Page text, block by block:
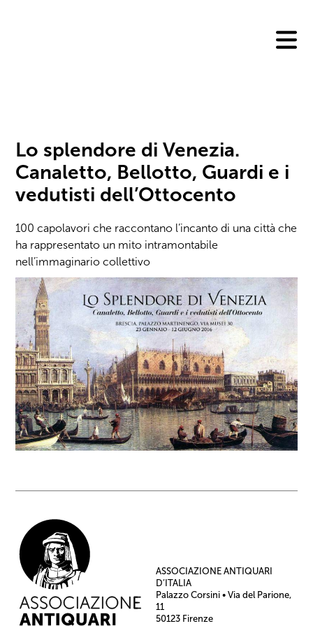
Lo splendore di Venezia.
Canaletto, Bellotto, Guardi e i
vedutisti dell’Ottocento
100 capolavori che raccontano l’incanto di una città che
ha rappresentato un mito intramontabile
nell’immaginario collettivo
ASSOCIAZIONE ANTIQUARI
D’ITALIA
Palazzo Corsini • Via del Parione,
11
50123 Firenze